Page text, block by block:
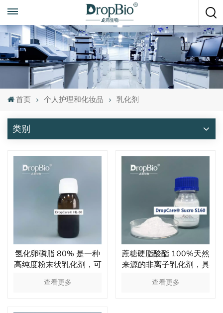
+86 15951008670
首页 个人护理和化妆品 乳化剂
类别
氢化卵磷脂 80% 是一种
高纯度粉末状乳化剂，可
修复皮肤屏障。
查看更多
蔗糖硬脂酸酯 100%天然
来源的非离子乳化剂，具
查看更多